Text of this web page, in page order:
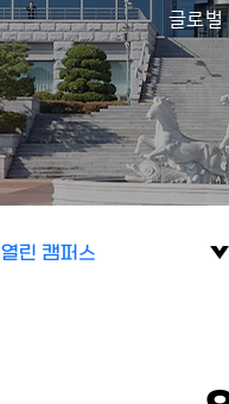
글로벌
열린 캠퍼스